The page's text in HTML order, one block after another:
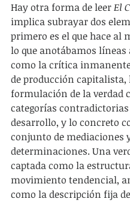
Hay otra forma de leer El
implica subrayar dos
primero es el que hace al
lo que anotábamos líneas
como la crítica
de producción capitalista,
formulación de la verdad
categorías
desarrollo, y lo concreto
conjunto de mediaciones
determinaciones. Una
captada como la
movimiento tendencial,
como la descripción fija